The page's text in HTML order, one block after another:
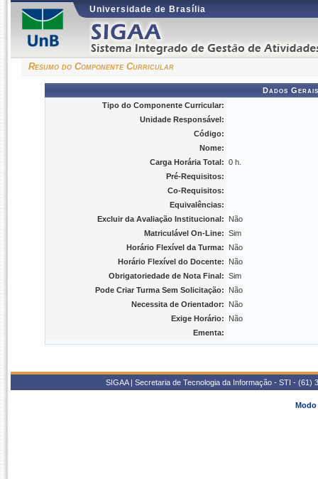
Universidade de Brasília
Resumo do Componente Curricular
Dados
Tipo do Componente Curricular:
Unidade Responsável:
Código:
Nome:
Carga Horária Total: 0 h.
Pré-Requisitos:
Co-Requisitos:
Equivalências:
Excluir da Avaliação Institucional:
Não
Matriculável On-Line: Sim
Horário Flexível da Turma:
Não
Horário Flexível do Docente:
Não
Obrigatoriedade de Nota Final: Sim
Pode Criar Turma Sem Solicitação:
Não
Necessita de Orientador:
Não
Exige Horário:
Não
Ementa:
SIGAA | Secretaria de Tecnologia da Informação - STI -
Modo